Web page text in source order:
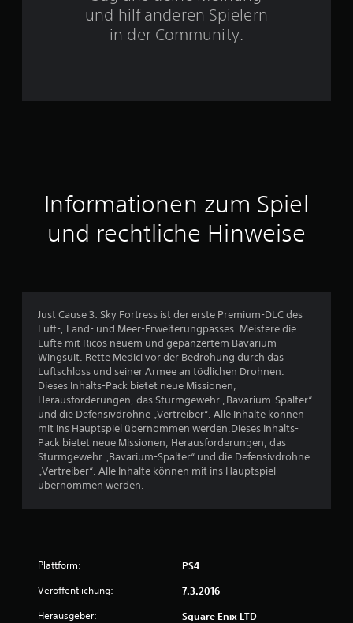
n
u
s
4
1
B
e
und hilf anderen Spielern
in der Community.
Informationen zum Spiel
und rechtliche Hinweise
Just Cause 3: Sky Fortress ist der erste Premium-DLC des
Luft-, Land- und Meer-Erweiterungpasses. Meistere die
Lüfte mit Ricos neuem und gepanzertem Bavarium-
Wingsuit. Rette Medici vor der Bedrohung durch das
Luftschloss und seiner Armee an tödlichen Drohnen.
Dieses Inhalts-Pack bietet neue Missionen,
Herausforderungen, das Sturmgewehr „Bavarium-Spalter“
und die Defensivdrohne „Vertreiber“. Alle Inhalte können
mit ins Hauptspiel übernommen werden.Dieses Inhalts-
Pack bietet neue Missionen, Herausforderungen, das
Sturmgewehr „Bavarium-Spalter“ und die Defensivdrohne
„Vertreiber“. Alle Inhalte können mit ins Hauptspiel
übernommen werden.
Plattform: PS4
Veröffentlichung: 7.3.2016
Herausgeber: Square Enix LTD